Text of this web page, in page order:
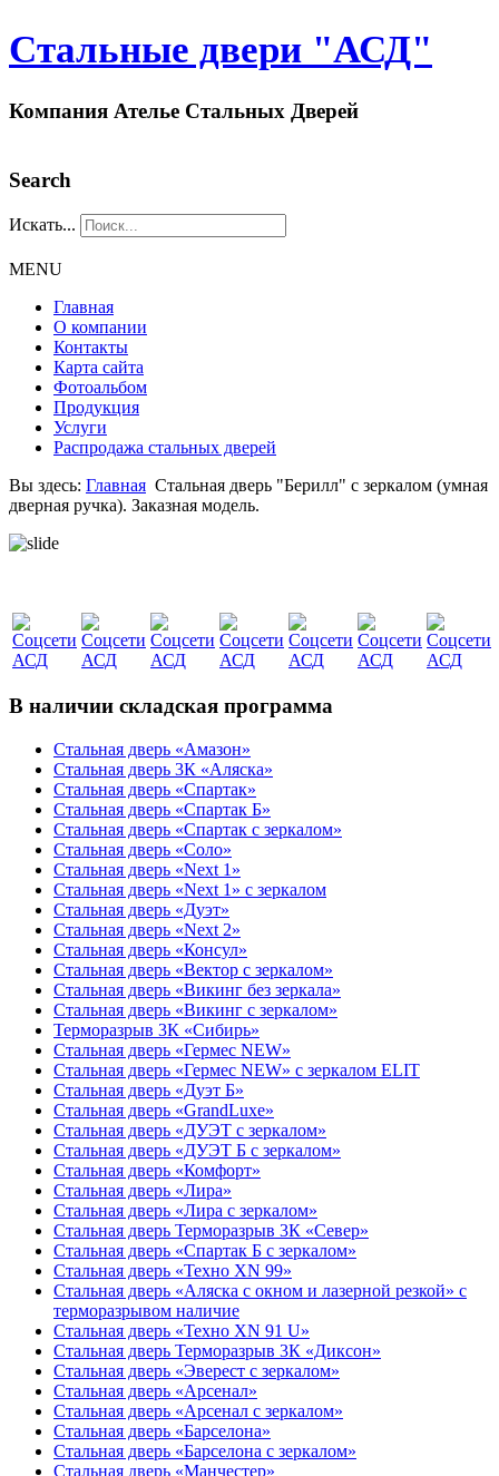
Стальные двери "АСД"
Компания Ателье Стальных Дверей
Search
Искать...
MENU
Главная
О компании
Контакты
Карта сайта
Фотоальбом
Продукция
Услуги
Распродажа стальных дверей
Вы здесь: Главная Стальная дверь "Берилл" с зеркалом (умная
дверная ручка). Заказная модель.
В наличии складская программа
Стальная дверь «Амазон»
Стальная дверь 3К «Аляска»
Стальная дверь «Спартак»
Стальная дверь «Спартак Б»
Стальная дверь «Спартак с зеркалом»
Стальная дверь «Соло»
Стальная дверь «Next 1»
Стальная дверь «Next 1» с зеркалом
Стальная дверь «Дуэт»
Стальная дверь «Next 2»
Стальная дверь «Консул»
Стальная дверь «Вектор с зеркалом»
Стальная дверь «Викинг без зеркала»
Стальная дверь «Викинг c зеркалом»
Терморазрыв 3К «Сибирь»
Стальная дверь «Гермес NEW»
Стальная дверь «Гермес NEW» с зеркалом ELIT
Стальная дверь «Дуэт Б»
Стальная дверь «GrandLuxe»
Стальная дверь «ДУЭТ с зеркалом»
Стальная дверь «ДУЭТ Б с зеркалом»
Стальная дверь «Комфорт»
Стальная дверь «Лира»
Стальная дверь «Лира с зеркалом»
Стальная дверь Терморазрыв 3К «Север»
Стальная дверь «Спартак Б с зеркалом»
Стальная дверь «Техно XN 99»
Стальная дверь «Аляска с окном и лазерной резкой» с
терморазрывом наличие
Стальная дверь «Техно XN 91 U»
Стальная дверь Терморазрыв 3К «Диксон»
Стальная дверь «Эверест с зеркалом»
Стальная дверь «Арсенал»
Стальная дверь «Арсенал с зеркалом»
Стальная дверь «Барселона»
Стальная дверь «Барселона с зеркалом»
Стальная дверь «Манчестер»